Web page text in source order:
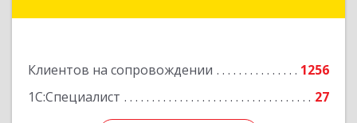
Клиентов на сопровождении
1256
1С:Специалист
27